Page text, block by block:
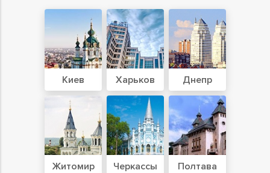
Киев Харьков Днепр
Житомир Черкассы Полтава